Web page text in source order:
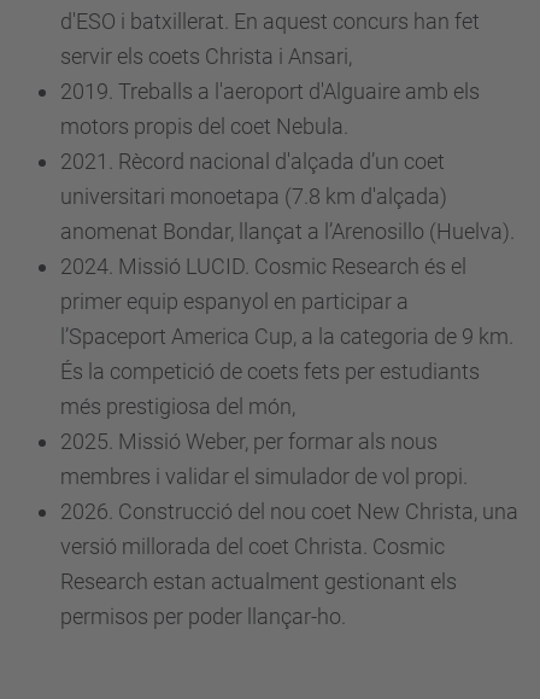
d'ESO i batxillerat. En aquest concurs han fet
servir els coets Christa i Ansari,
2019. Treballs a l'aeroport d'Alguaire amb els
motors propis del coet Nebula.
2021. Rècord nacional d'alçada d’un coet
universitari monoetapa (7.8 km d'alçada)
anomenat Bondar, llançat a l’Arenosillo (Huelva).
2024. Missió LUCID. Cosmic Research és el
primer equip espanyol en participar a
l’Spaceport America Cup, a la categoria de 9 km.
És la competició de coets fets per estudiants
més prestigiosa del món,
2025. Missió Weber, per formar als nous
membres i validar el simulador de vol propi.
2026. Construcció del nou coet New Christa, una
versió millorada del coet Christa. Cosmic
Research estan actualment gestionant els
permisos per poder llançar-ho.